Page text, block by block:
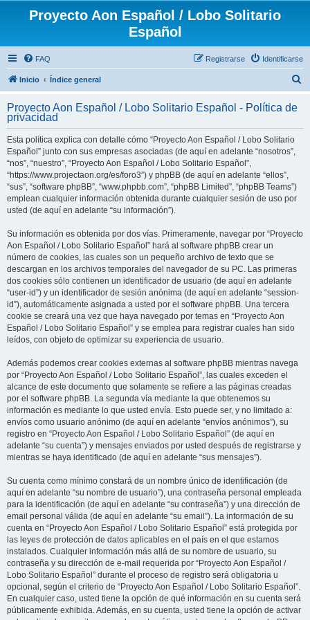
Proyecto Aon Español / Lobo Solitario
Español
FAQ Identificarse
Registrarse
Inicio Índice general
c
Proyecto Aon Español / Lobo Solitario Español - Política de
privacidad
Esta política explica con detalle cómo “Proyecto Aon Español / Lobo Solitario
Español” junto con sus empresas asociadas (de aquí en adelante “nosotros”,
“nos”, “nuestro”, “Proyecto Aon Español / Lobo Solitario Español”,
“https://www.projectaon.org/es/foro3”) y phpBB (de aquí en adelante “ellos”,
“sus”, “software phpBB”, “www.phpbb.com”, “phpBB Limited”, “phpBB Teams”)
emplean cualquier información obtenida durante cualquier sesión de uso por
usted (de aquí en adelante “su información”).
Su información es obtenida por dos vías. Primeramente, navegar por “Proyecto
Aon Español / Lobo Solitario Español” hará al software phpBB crear un
número de cookies, las cuales son un pequeño archivo de texto que se
descargan en los archivos temporales del navegador de su PC. Las primeras
dos cookies sólo contienen un identificador de usuario (de aquí en adelante
“user-id”) y un identificador de sesión anónima (de aquí en adelante “session-
id”), automáticamente asignada a usted por el software phpBB. Una tercera
cookie se creará una vez que haya navegado por temas en “Proyecto Aon
Español / Lobo Solitario Español” y se emplea para registrar cuales han sido
leídos, con objeto de optimizar su experiencia de usuario.
Además podemos crear cookies externas al software phpBB mientras navega
por “Proyecto Aon Español / Lobo Solitario Español”, las cuales exceden el
alcance de este documento que solamente se refiere a las páginas creadas
por el software phpBB. La segunda vía mediante la que obtenemos su
información es mediante lo que usted envía. Esto puede ser, y no limitado a:
envíos como usuario anónimo (de aquí en adelante “envíos anónimos”), su
registro en “Proyecto Aon Español / Lobo Solitario Español” (de aquí en
adelante “su cuenta”) y mensajes enviados por usted después de registrarse y
mientras se haya identificado (de aquí en adelante “sus mensajes”).
Su cuenta como mínimo constará de un nombre único de identificación (de
aquí en adelante “su nombre de usuario”), una contraseña personal empleada
para la identificación (de aquí en adelante “su contraseña”) y una dirección de
email personal válida (de aquí en adelante “su email”). La información de su
cuenta en “Proyecto Aon Español / Lobo Solitario Español” está protegida por
las leyes de protección de datos aplicables en el país en el que estamos
instalados. Cualquier información más allá de su nombre de usuario, su
contraseña y su dirección de e-mail requerida por “Proyecto Aon Español /
Lobo Solitario Español” durante el proceso de registro será obligatoria u
opcional, según el criterio de “Proyecto Aon Español / Lobo Solitario Español”.
En cualquier caso, usted tiene la opción de qué información en su cuenta será
públicamente exhibida. Además, en su cuenta, usted tiene la opción de activar